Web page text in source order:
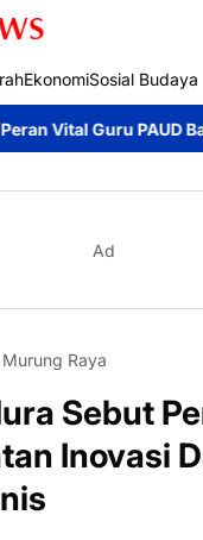
EkonomiSosial Budaya
Barito Utara:
Ad
Murung Raya
Sebut
Inovasi